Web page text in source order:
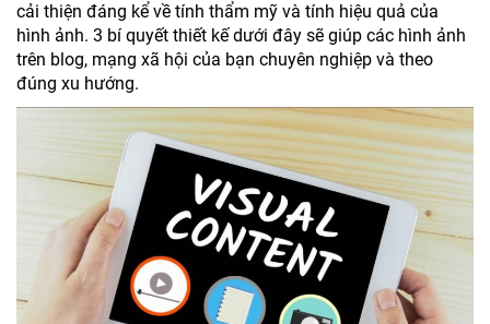
cải thiện đáng kể về tính thẩm mỹ và tính hiệu quả của
hình ảnh. 3 bí quyết thiết kế dưới đây sẽ giúp các hình ảnh
trên blog, mạng xã hội của bạn chuyên nghiệp và theo
đúng xu hướng.